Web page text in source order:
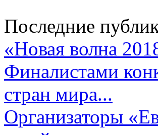
Последние
«Новая волна
Финалистами
стран мира...
Организаторы